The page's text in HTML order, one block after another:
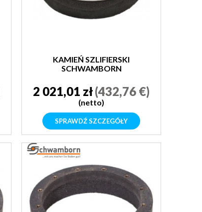
KAMIEŃ SZLIFIERSKI
SCHWAMBORN
2 021,01 zł(432,76 €)
(netto)
SPRAWDŹ SZCZEGÓŁY